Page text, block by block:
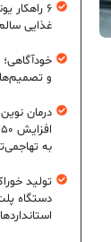
۶
غذایی
خودآگاهی؛
و
درمان
به
تولید
دستگاه